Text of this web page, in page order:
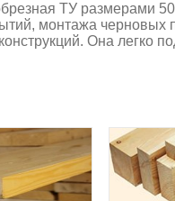
ТУ размерами
монтажа черновых
Она легко